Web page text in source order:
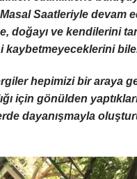
Saatleriyle devam
ve kendilerini
kaybetmeyeceklerini
hepimizi bir araya
için gönülden
dayanışmayla